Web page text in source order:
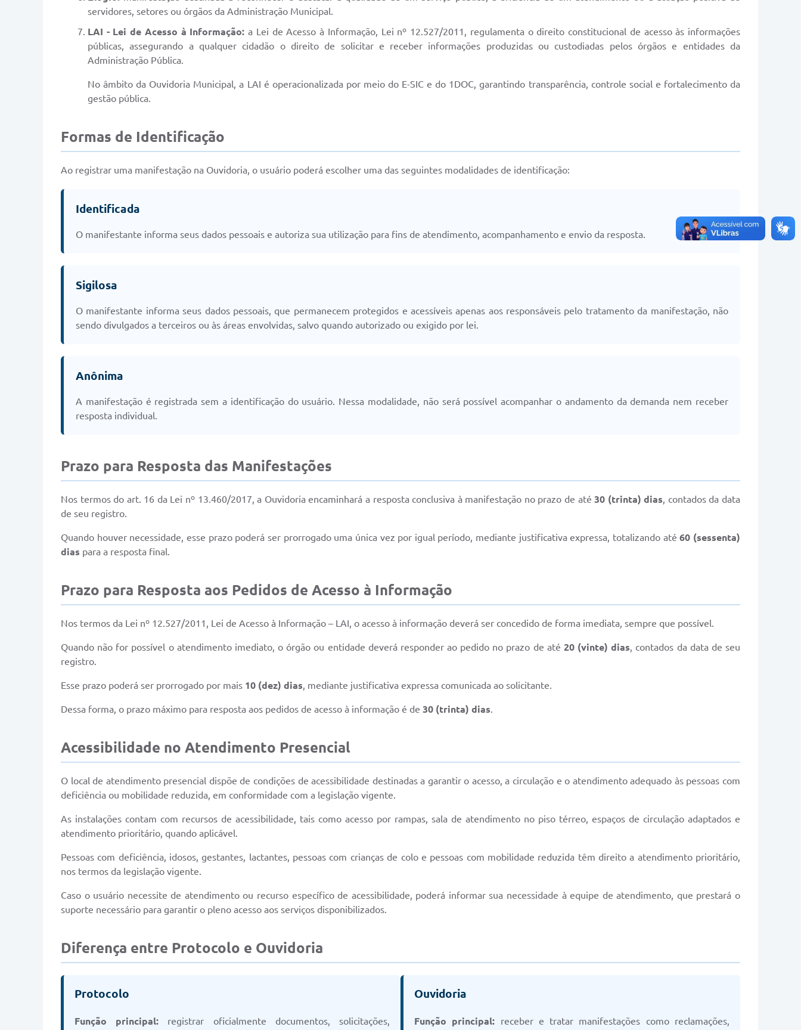
servidores, setores ou órgãos da Administração Municipal.
LAI - Lei de Acesso à Informação: a Lei de Acesso à Informação, Lei nº 12.527/2011, regulamenta o direito constitucional de acesso às informações
públicas, assegurando a qualquer cidadão o direito de solicitar e receber informações produzidas ou custodiadas pelos órgãos e entidades da
Administração Pública.
No âmbito da Ouvidoria Municipal, a LAI é operacionalizada por meio do E-SIC e do 1DOC, garantindo transparência, controle social e fortalecimento da
gestão pública.
Formas de Identificação
Ao registrar uma manifestação na Ouvidoria, o usuário poderá escolher uma das seguintes modalidades de identificação:
Identificada
O manifestante informa seus dados pessoais e autoriza sua utilização para fins de atendimento, acompanhamento e envio da resposta.
Sigilosa
O manifestante informa seus dados pessoais, que permanecem protegidos e acessíveis apenas aos responsáveis pelo tratamento da manifestação, não
sendo divulgados a terceiros ou às áreas envolvidas, salvo quando autorizado ou exigido por lei.
Anônima
A manifestação é registrada sem a identificação do usuário. Nessa modalidade, não será possível acompanhar o andamento da demanda nem receber
resposta individual.
Prazo para Resposta das Manifestações
Nos termos do art. 16 da Lei nº 13.460/2017, a Ouvidoria encaminhará a resposta conclusiva à manifestação no prazo de até30 (trinta) dias, contados da data
de seu registro.
Quando houver necessidade, esse prazo poderá ser prorrogado uma única vez por igual período, mediante justificativa expressa, totalizando até60 (sessenta)
dias para a resposta final.
Prazo para Resposta aos Pedidos de Acesso à Informação
Nos termos da Lei nº 12.527/2011, Lei de Acesso à Informação – LAI, o acesso à informação deverá ser concedido de forma imediata, sempre que possível.
Quando não for possível o atendimento imediato, o órgão ou entidade deverá responder ao pedido no prazo de até 20 (vinte) dias, contados da data de seu
registro.
Esse prazo poderá ser prorrogado por mais 10 (dez) dias, mediante justificativa expressa comunicada ao solicitante.
Dessa forma, o prazo máximo para resposta aos pedidos de acesso à informação é de 30 (trinta) dias.
Acessibilidade no Atendimento Presencial
O local de atendimento presencial dispõe de condições de acessibilidade destinadas a garantir o acesso, a circulação e o atendimento adequado às pessoas com
deficiência ou mobilidade reduzida, em conformidade com a legislação vigente.
As instalações contam com recursos de acessibilidade, tais como acesso por rampas, sala de atendimento no piso térreo, espaços de circulação adaptados e
atendimento prioritário, quando aplicável.
Pessoas com deficiência, idosos, gestantes, lactantes, pessoas com crianças de colo e pessoas com mobilidade reduzida têm direito a atendimento prioritário,
nos termos da legislação vigente.
Caso o usuário necessite de atendimento ou recurso específico de acessibilidade, poderá informar sua necessidade à equipe de atendimento, que prestará o
suporte necessário para garantir o pleno acesso aos serviços disponibilizados.
Diferença entre Protocolo e Ouvidoria
Protocolo
Função principal: registrar oficialmente documentos, solicitações,
Ouvidoria
Função principal: receber e tratar manifestações como reclamações,